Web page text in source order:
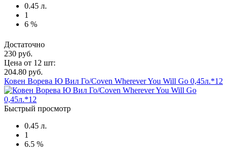
0.45 л.
1
6 %
Достаточно
230 руб.
Цена от 12 шт:
204.80 руб.
Ковен Ворева Ю Вил Го/Coven Wherever You Will Go 0,45л.*12
Быстрый просмотр
0.45 л.
1
6.5 %